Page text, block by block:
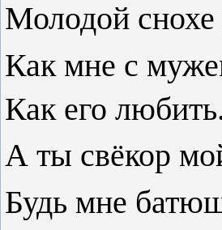
Молодой снохе
Как мне с
Как его
А ты свёкор
Будь мне